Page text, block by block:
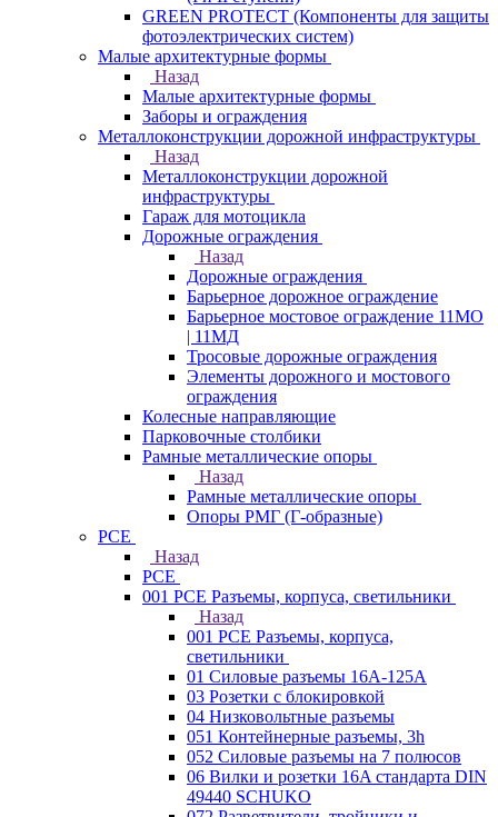
GREEN PROTECT (Компоненты для защиты
фотоэлектрических систем)
Малые архитектурные формы
Назад
Малые архитектурные формы
Заборы и ограждения
Металлоконструкции дорожной инфраструктуры
Назад
Металлоконструкции дорожной
инфраструктуры
Гараж для мотоцикла
Дорожные ограждения
Назад
Дорожные ограждения
Барьерное дорожное ограждение
Барьерное мостовое ограждение 11МО
| 11МД
Тросовые дорожные ограждения
Элементы дорожного и мостового
ограждения
Колесные направляющие
Парковочные столбики
Рамные металлические опоры
Назад
Рамные металлические опоры
Опоры РМГ (Г-образные)
PCE
Назад
PCE
001 PCE Разъемы, корпуса, светильники
Назад
001 PCE Разъемы, корпуса,
светильники
01 Силовые разъемы 16А-125А
03 Розетки с блокировкой
04 Низковольтные разъемы
051 Контейнерные разъемы, 3h
052 Силовые разъемы на 7 полюсов
06 Вилки и розетки 16A стандарта DIN
49440 SCHUKO